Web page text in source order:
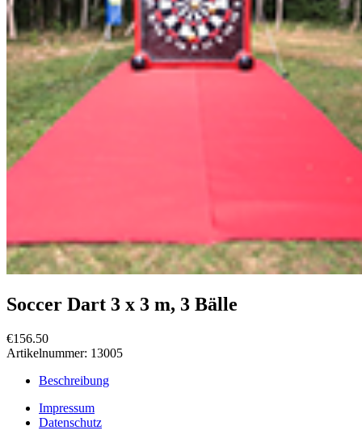
Soccer Dart 3 x 3 m, 3 Bälle
€156.50
Artikelnummer: 13005
Beschreibung
Impressum
Datenschutz